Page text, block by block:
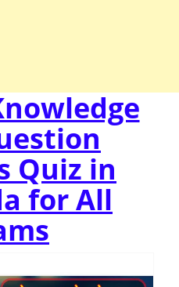
Quiz in
for All